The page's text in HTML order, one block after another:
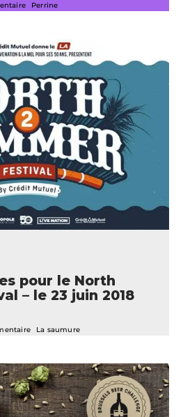
Perrine
pour le North
– le 23 juin 2018
La saumure